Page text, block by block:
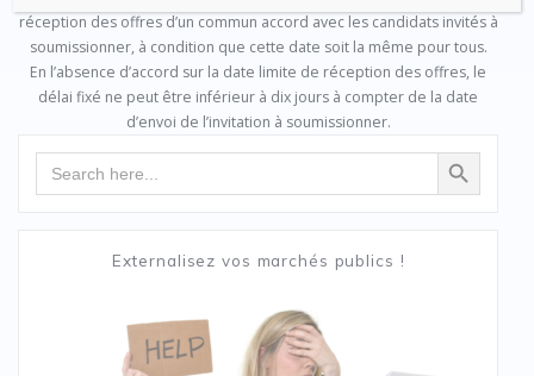
réception des offres d’un commun accord avec les candidats invités à
soumissionner, à condition que cette date soit la même pour tous.
En l’absence d’accord sur la date limite de réception des offres, le
délai fixé ne peut être inférieur à dix jours à compter de la date
d’envoi de l’invitation à soumissionner.
Search Search Button
Externalisez vos marchés publics !